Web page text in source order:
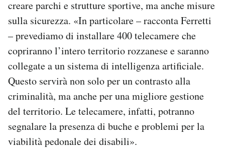
creare parchi e strutture sportive, ma anche misure
sulla sicurezza. «In particolare – racconta Ferretti
– prevediamo di installare 400 telecamere che
copriranno l’intero territorio rozzanese e saranno
collegate a un sistema di intelligenza artificiale.
Questo servirà non solo per un contrasto alla
criminalità, ma anche per una migliore gestione
del territorio. Le telecamere, infatti, potranno
segnalare la presenza di buche e problemi per la
viabilità pedonale dei disabili».